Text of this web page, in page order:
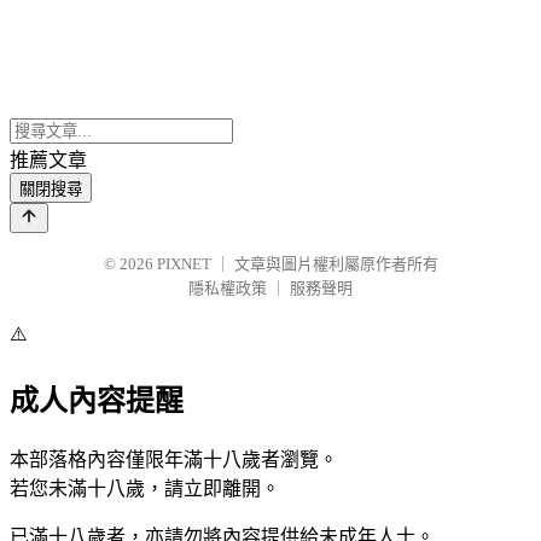
推薦文章
關閉搜尋
© 2026 PIXNET
文章與圖片權利屬原作者所有
隱私權政策
服務聲明
⚠️
成人內容提醒
本部落格內容僅限年滿十八歲者瀏覽。
若您未滿十八歲，請立即離開。
已滿十八歲者，亦請勿將內容提供給未成年人士。